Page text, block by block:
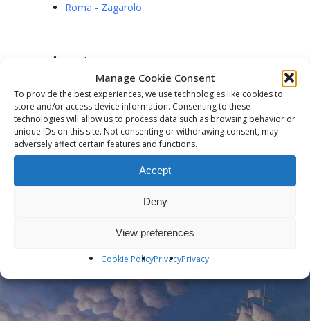
Manage Cookie Consent
To provide the best experiences, we use technologies like cookies to
store and/or access device information. Consenting to these
technologies will allow us to process data such as browsing behavior or
unique IDs on this site. Not consenting or withdrawing consent, may
adversely affect certain features and functions.
Accept
Deny
View preferences
Cookie PolicyPrivacyPrivacy
Roma - Zagarolo
Visualizzazioni : 599
Previous Post
TERAPIA della RISATA - Come
fronteggiare ansia e stress